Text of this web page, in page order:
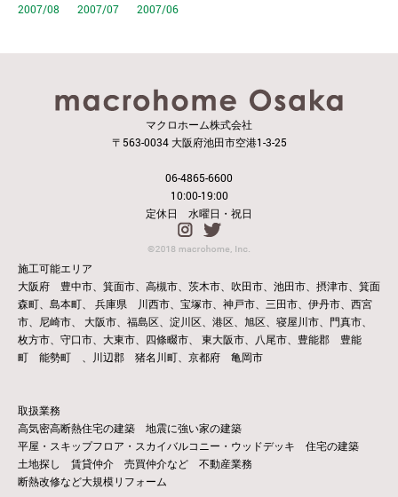
2007/08
2007/07 2007/06
マクロホーム株式会社
〒563-0034 大阪府池田市空港1-3-25
06-4865-6600
10:00-19:00
定休日 水曜日・祝日
施工可能エリア
大阪府 豊中市、箕面市、高槻市、茨木市、吹田市、池田市、摂津市、箕面
森町、島本町、
兵庫県 川西市、宝塚市、神戸市、三田市、伊丹市、西宮
市、尼崎市、
大阪市、福島区、淀川区、港区、旭区、寝屋川市、門真市、
枚方市、守口市、大東市、四條畷市、
東大阪市、八尾市、豊能郡 豊能
町 能勢町 、川辺郡 猪名川町、京都府 亀岡市
取扱業務
高気密高断熱住宅の建築 地震に強い家の建築
平屋・スキップフロア・スカイバルコニー・ウッドデッキ 住宅の建築
土地探し 賃貸仲介 売買仲介など 不動産業務
断熱改修など大規模リフォーム